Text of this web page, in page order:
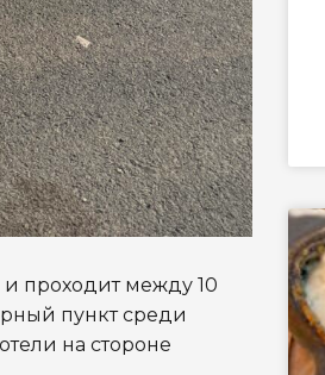
и проходит между 10
пункт среди
на стороне